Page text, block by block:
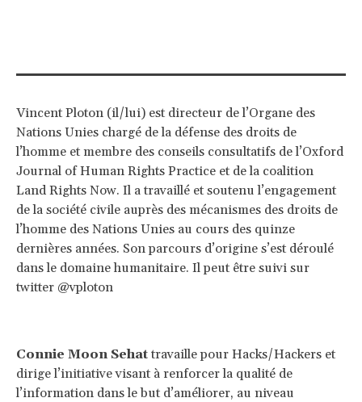
Vincent Ploton (il/lui) est directeur de l’Organe des
Nations Unies chargé de la défense des droits de
l’homme et membre des conseils consultatifs de l’Oxford
Journal of Human Rights Practice et de la coalition
Land Rights Now. Il a travaillé et soutenu l’engagement
de la société civile auprès des mécanismes des droits de
l’homme des Nations Unies au cours des quinze
dernières années. Son parcours d’origine s’est déroulé
dans le domaine humanitaire. Il peut être suivi sur
twitter @vploton
Connie Moon Sehat travaille pour Hacks/Hackers et
dirige l’initiative visant à renforcer la qualité de
l’information dans le but d’améliorer, au niveau